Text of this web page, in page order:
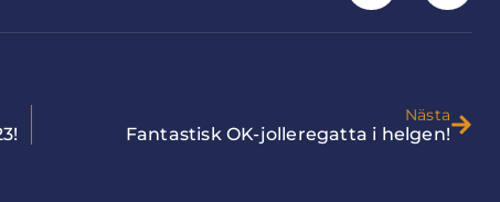
Nästa
Fantastisk OK-jolleregatta i helgen!